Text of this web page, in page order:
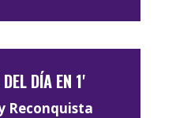
DÍA EN 1'
Reconquista